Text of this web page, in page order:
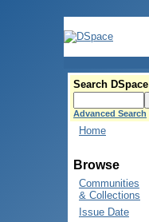
Search DSpace
Advanced Search
Home
Browse
Communities
& Collections
Issue Date